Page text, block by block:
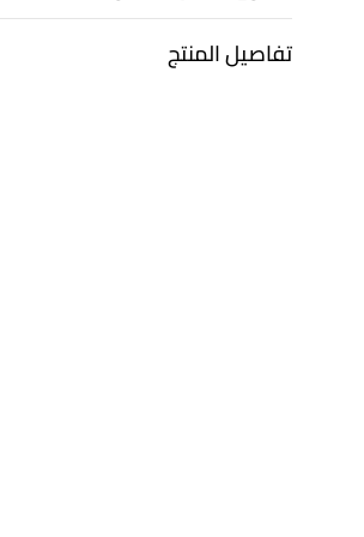
تفاصيل المنتج